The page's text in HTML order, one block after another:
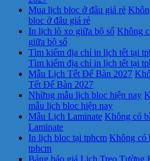
Mua lịch bloc ở đâu giá rẻ
bloc ở đâu giá rẻ
In lịch lò xo giữa bộ số Không
giữa bộ số
Tìm kiếm địa chỉ in lịch tết tại
Tìm kiếm địa chỉ in lịch tết tại
Mẫu Lịch Tết Để Bàn 2027
Tết Để Bàn 2027
Những mẫu lịch bloc hiện nay
mẫu lịch bloc hiện nay
Mẫu Lịch Laminate Không có
Laminate
In lịch bloc tại tphcm Không có
tphcm
Bảng báo giá Lịch Treo Tường